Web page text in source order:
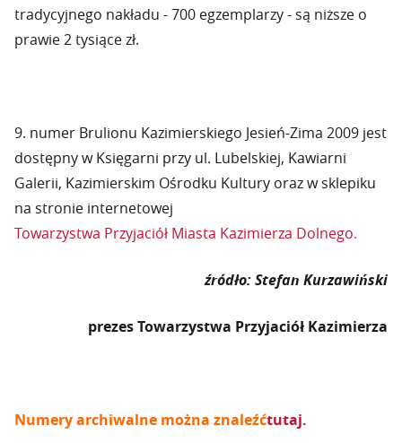
tradycyjnego nakładu - 700 egzemplarzy - są niższe o
prawie 2 tysiące zł.
9. numer Brulionu Kazimierskiego Jesień-Zima 2009 jest
dostępny w Księgarni przy ul. Lubelskiej, Kawiarni
Galerii, Kazimierskim Ośrodku Kultury oraz w sklepiku
na stronie internetowej
Towarzystwa Przyjaciół Miasta Kazimierza Dolnego.
źródło: Stefan Kurzawiński
prezes Towarzystwa Przyjaciół Kazimierza
Numery archiwalne można znaleźćtutaj.